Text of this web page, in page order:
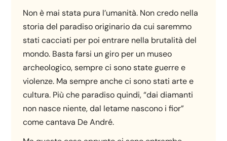
Non è mai stata pura l’umanità. Non credo nella
storia del paradiso originario da cui saremmo
stati cacciati per poi entrare nella brutalità del
mondo. Basta farsi un giro per un museo
archeologico, sempre ci sono state guerre e
violenze. Ma sempre anche ci sono stati arte e
cultura. Più che paradiso quindi, “dai diamanti
non nasce niente, dal letame nascono i fior”
come cantava De André.